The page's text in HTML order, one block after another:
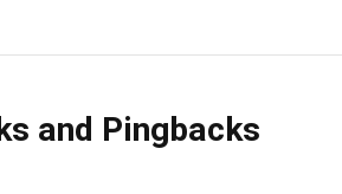
and Pingbacks